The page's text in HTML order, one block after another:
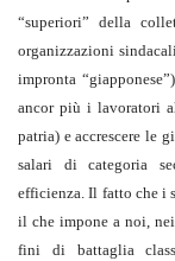
“superiori” della
organizzazioni
impronta
ancor più i lavoratori
patria) e accrescere le
salari di categoria
efficienza. Il fatto che i
il che impone a noi,
fini di battaglia